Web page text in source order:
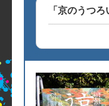
「京のうつ